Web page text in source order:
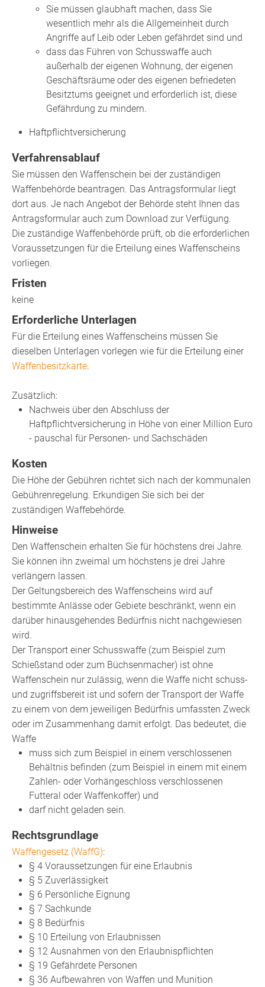
Sie müssen glaubhaft machen, dass Sie
wesentlich mehr als die Allgemeinheit durch
Angriffe auf Leib oder Leben gefährdet sind und
dass das Führen von Schusswaffe auch
außerhalb der eigenen Wohnung, der eigenen
Geschäftsräume oder des eigenen befriedeten
Besitztumsgeeignet und erforderlich ist, diese
Gefährdung zu mindern.
Haftpflichtversicherung
Verfahrensablauf
Sie müssen den Waffenschein bei der zuständigen
Waffenbehörde beantragen. Das Antragsformular liegt
dort aus. Je nach Angebot der Behörde steht Ihnen das
Antragsformular auch zum Download zur Verfügung.
Die zuständige Waffenbehörde prüft, ob die erforderlichen
Voraussetzungen für die Erteilung eines Waffenscheins
vorliegen.
Fristen
keine
Erforderliche Unterlagen
Für die Erteilung eines Waffenscheins müssen Sie
dieselben Unterlagen vorlegen wie für die Erteilung einer
Waffenbesitzkarte.
Zusätzlich:
Nachweis über den Abschluss der
Haftpflichtversicherung in Höhe von einer Million Euro
- pauschal für Personen- und Sachschäden
Kosten
Die Höhe der Gebühren richtet sich nach der kommunalen
Gebührenregelung. Erkundigen Sie sich bei der
zuständigen Waffebehörde.
Hinweise
Den Waffenschein erhalten Sie für höchstens drei Jahre.
Sie können ihn zweimal um höchstens je drei Jahre
verlängern lassen.
Der Geltungsbereich des Waffenscheins wird auf
bestimmte Anlässe oder Gebiete beschränkt, wenn ein
darüber hinausgehendes Bedürfnis nicht nachgewiesen
wird.
Der Transport einer Schusswaffe (zum Beispiel zum
Schießstand oder zum Büchsenmacher) ist ohne
Waffenschein nur zulässig, wenn die Waffe nicht schuss-
und zugriffsbereit ist und sofern der Transport der Waffe
zu einem von dem jeweiligen Bedürfnis umfassten Zweck
oder im Zusammenhang damit erfolgt. Das bedeutet, die
Waffe
muss sich zum Beispiel in einem verschlossenen
Behältnis befinden (zum Beispiel in einem mit einem
Zahlen- oder Vorhängeschloss verschlossenen
Futteral oder Waffenkoffer) und
darf nicht geladen sein.
Rechtsgrundlage
Waffengesetz (WaffG):
§ 4 Voraussetzungen für eine Erlaubnis
§ 5 Zuverlässigkeit
§ 6 Persönliche Eignung
§ 7 Sachkunde
§ 8 Bedürfnis
§ 10 Erteilung von Erlaubnissen
§ 12 Ausnahmen von den Erlaubnispflichten
§ 19 Gefährdete Personen
§ 36 Aufbewahren von Waffen und Munition